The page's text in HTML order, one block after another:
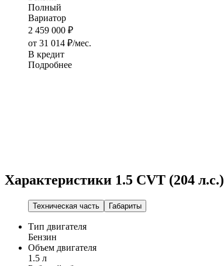
Полный
Вариатор
2 459 000 ₽
от 31 014 ₽/мес.
В кредит
Подробнее
Характеристики 1.5 CVT (204 л.с.)
Техническая часть Габариты
Тип двигателя
Бензин
Объем двигателя
1.5 л